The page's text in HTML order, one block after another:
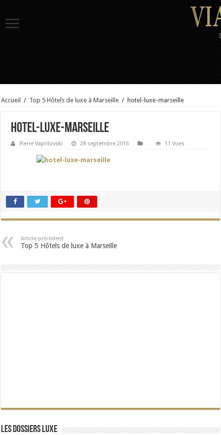
Accueil / Top 5 Hôtels de luxe à Marseille / hotel-luxe-marseille
hotel-luxe-marseille
Pierre Vaprilovski 28 septembre 2016 11 Vues
Article précédent
Top 5 Hôtels de luxe à Marseille
Les dossiers Luxe